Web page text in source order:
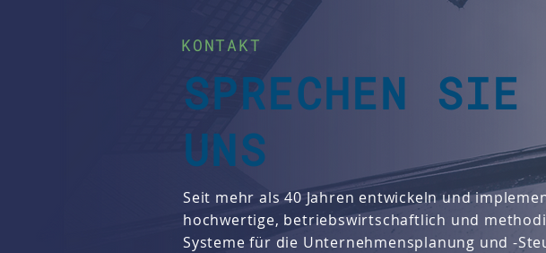
KONTAKT
SPRECHEN
UNS
Seit mehr als 40 Jahren entwickeln und
hochwertige, betriebswirtschaftlich und
Systeme für die Unternehmensplanung und -